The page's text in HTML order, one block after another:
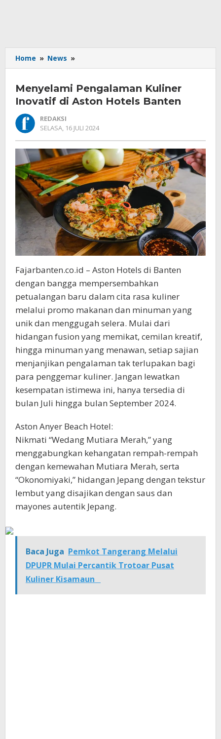
Home » News »
Pengalaman
Inovatif
di
Banten
Menyelami Pengalaman Kuliner
Inovatif di Aston Hotels Banten
REDAKSI
SELASA, 16 JULI 2024
Fajarbanten.co.id – Aston Hotels di Banten
dengan bangga mempersembahkan
petualangan baru dalam cita rasa kuliner
melalui promo makanan dan minuman yang
unik dan menggugah selera. Mulai dari
hidangan fusion yang memikat, cemilan kreatif,
hingga minuman yang menawan, setiap sajian
menjanjikan pengalaman tak terlupakan bagi
para penggemar kuliner. Jangan lewatkan
kesempatan istimewa ini, hanya tersedia di
bulan Juli hingga bulan September 2024.
Aston Anyer Beach Hotel:
Nikmati “Wedang Mutiara Merah,” yang
menggabungkan kehangatan rempah-rempah
dengan kemewahan Mutiara Merah, serta
“Okonomiyaki,” hidangan Jepang dengan tekstur
lembut yang disajikan dengan saus dan
mayones autentik Jepang.
Baca Juga Pemkot Tangerang Melalui
DPUPR Mulai Percantik Trotoar Pusat
Kuliner Kisamaun